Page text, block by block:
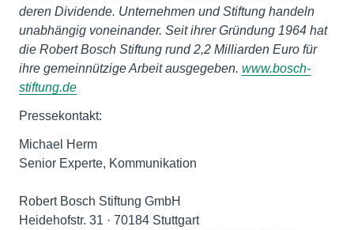
deren Dividende. Unternehmen und Stiftung handeln
unabhängig voneinander. Seit ihrer Gründung 1964 hat
die Robert Bosch Stiftung rund 2,2 Milliarden Euro für
ihre gemeinnützige Arbeit ausgegeben. www.bosch-
stiftung.de
Pressekontakt:
Michael Herm
Senior Experte, Kommunikation
Robert Bosch Stiftung GmbH
Heidehofstr. 31 · 70184 Stuttgart